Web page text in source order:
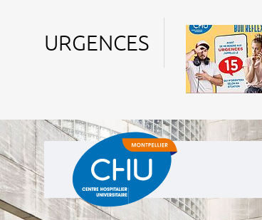
URGENCES